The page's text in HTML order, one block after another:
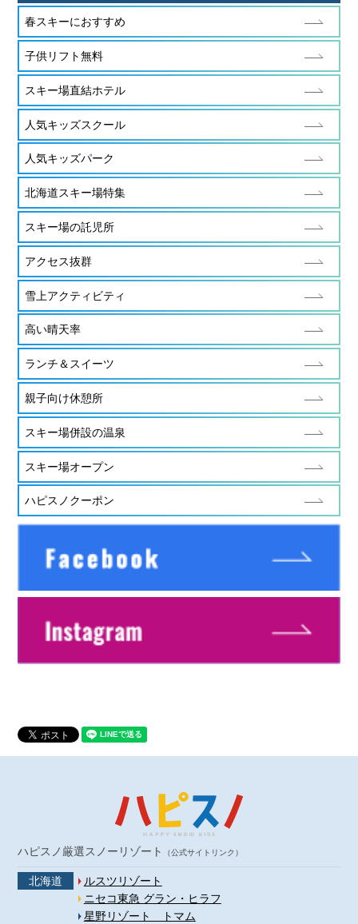
春スキーにおすすめ
子供リフト無料
スキー場直結ホテル
人気キッズスクール
人気キッズパーク
北海道スキー場特集
スキー場の託児所
アクセス抜群
雪上アクティビティ
高い晴天率
ランチ＆スイーツ
親子向け休憩所
スキー場併設の温泉
スキー場オープン
ハピスノクーポン
ハピスノ厳選スノーリゾート （公式サイトリンク）
北海道
ルスツリゾート
ニセコ東急 グラン・ヒラフ
星野リゾート トマム